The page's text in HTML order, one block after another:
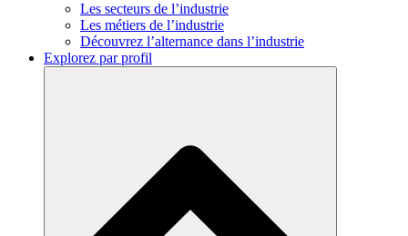
Les secteurs de l’industrie
Les métiers de l’industrie
Découvrez l’alternance dans l’industrie
Explorez par profil